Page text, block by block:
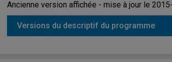
Ancienne version affichée - mise à jour le
Versions du descriptif du programme